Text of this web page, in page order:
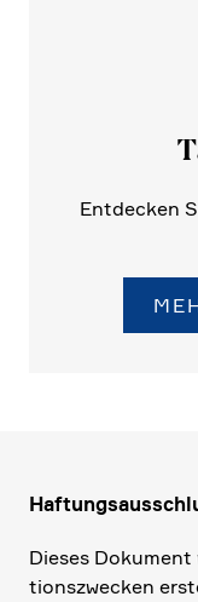
Entdecken
Dieses
ti­ons­zwecken